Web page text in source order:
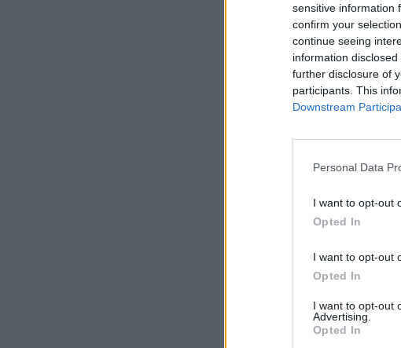
sensitive information
confirm your
continue seeing
information
further disclosure of
participants. This
Downstream
Personal Data
I want to opt-out
Opted In
I want to opt-out
Opted In
I want to opt-out
Advertising.
Opted In